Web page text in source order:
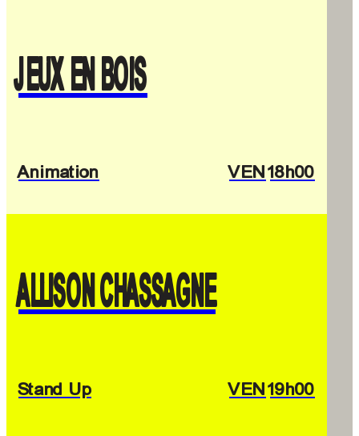
JEUX EN BOIS
Animation VEN 18h00
ALLISON CHASSAGNE
Stand Up VEN 19h00